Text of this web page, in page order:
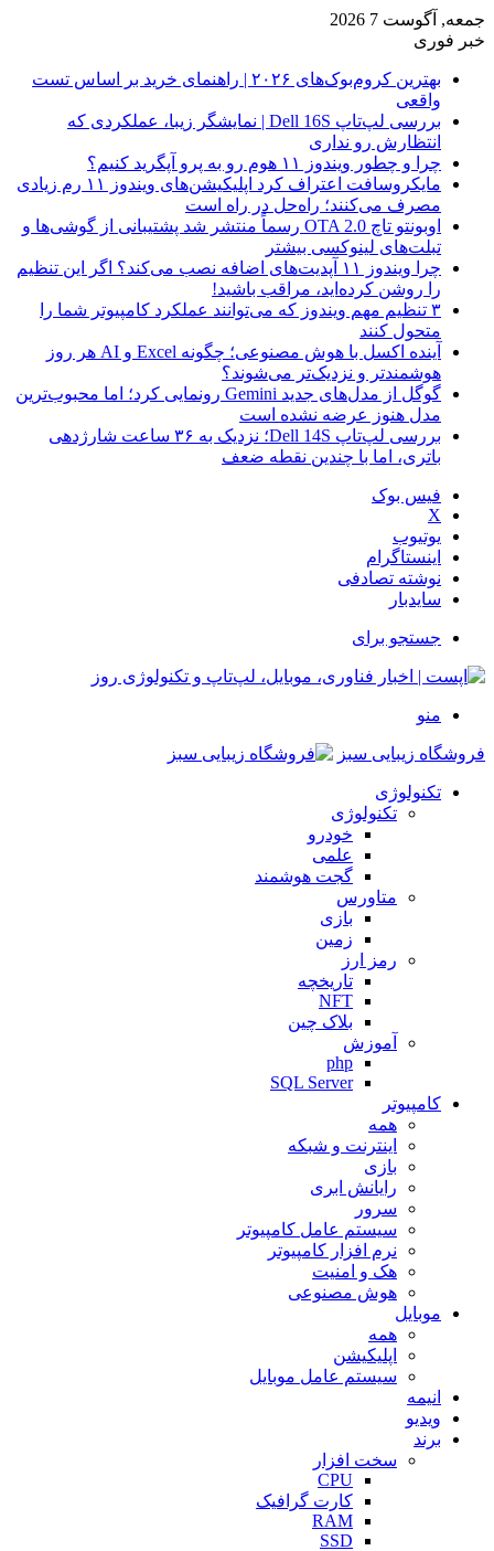
جمعه, آگوست 7 2026
خبر فوری
بهترین کروم‌بوک‌های ۲۰۲۶ | راهنمای خرید بر اساس تست
واقعی
بررسی لپ‌تاپ Dell 16S | نمایشگر زیبا، عملکردی که
انتظارش رو نداری
چرا و چطور ویندوز ۱۱ هوم رو به پرو آپگرید کنیم؟
مایکروسافت اعتراف کرد اپلیکیشن‌های ویندوز ۱۱ رم زیادی
مصرف می‌کنند؛ راه‌حل در راه است
اوبونتو تاچ OTA 2.0 رسماً منتشر شد پشتیبانی از گوشی‌ها و
تبلت‌های لینوکسی بیشتر
چرا ویندوز ۱۱ آپدیت‌های اضافه نصب می‌کند؟ اگر این تنظیم
را روشن کرده‌اید، مراقب باشید!
۳ تنظیم مهم ویندوز که می‌توانند عملکرد کامپیوتر شما را
متحول کنند
آینده اکسل با هوش مصنوعی؛ چگونه Excel و AI هر روز
هوشمندتر و نزدیک‌تر می‌شوند؟
گوگل از مدل‌های جدید Gemini رونمایی کرد؛ اما محبوب‌ترین
مدل هنوز عرضه نشده است
بررسی لپ‌تاپ Dell 14S؛ نزدیک به ۳۶ ساعت شارژدهی
باتری، اما با چندین نقطه ضعف
فیس بوک
X
یوتیوب
اینستاگرام
نوشته تصادفی
سایدبار
جستجو برای
منو
فروشگاه زیبایی سبز
تکنولوژی
تکنولوژی
خودرو
علمی
گجت هوشمند
متاورس
بازی
زمین
رمز ارز
تاریخچه
NFT
بلاک چین
آموزش
php
SQL Server
کامپیوتر
همه
اینترنت و شبکه
بازی
رایانش ابری
سرور
سیستم عامل کامپیوتر
نرم افزار کامپیوتر
هک و امنیت
هوش مصنوعی
موبایل
همه
اپلیکیشن
سیستم عامل موبایل
انیمه
ویدیو
برند
سخت افزار
CPU
کارت گرافیک
RAM
SSD